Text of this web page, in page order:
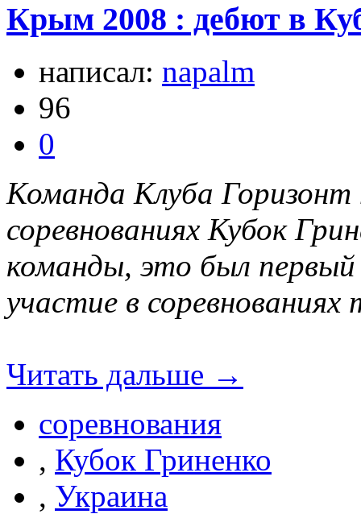
Крым 2008 : дебют в
написал: napalm
96
0
Команда Клуба Горизонт
соревнованиях Кубок
команды, это был первый
участие в соревнованиях
Читать дальше →
соревнования
, Кубок Гриненко
, Украина